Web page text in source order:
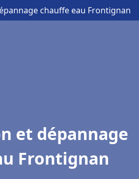
chauffe eau Frontignan
et dépannage
Frontignan